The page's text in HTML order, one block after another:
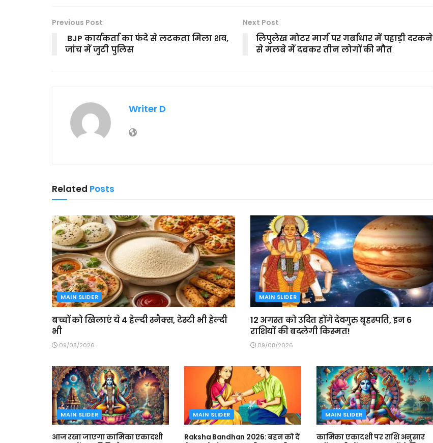
Previous Post
BJP कार्यकर्ता का फंदे से लटकता मिला शव,
जांच में जुटी पुलिस
Next Post
लिपुलेख मोटर मार्ग पर गर्बाधार में पहाड़ी दरकने
से मलबे में दबकर तीन लोगों की मौत
Writer D
Related Posts
MAIN SLIDER
बच्चों को खिलाएं ये 4 हेल्दी स्नैक्स, टेस्टी भी हेल्दी
भी
09/08/2026
MAIN SLIDER
12 अगस्त को उदित होंगे देवगुरु बृहस्पति, इन 6
राशियों की बदलेगी किस्मत!
09/08/2026
MAIN SLIDER
आज रखा जाएगा कामिका एकादशी
MAIN SLIDER
Raksha Bandhan 2026: बहन को दें
MAIN SLIDER
कामिका एकादशी पर राशि अनुसार